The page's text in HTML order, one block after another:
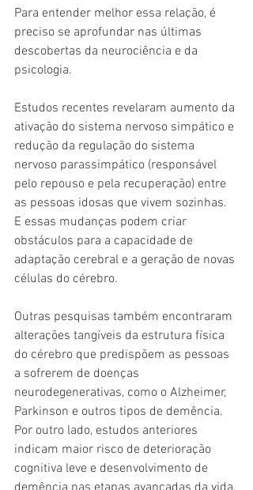
Para entender melhor essa relação, é
preciso se aprofundar nas últimas
descobertas da neurociência e da
psicologia.
Estudos recentes revelaram aumento da
ativação do sistema nervoso simpático e
redução da regulação do sistema
nervoso parassimpático (responsável
pelo repouso e pela recuperação) entre
as pessoas idosas que vivem sozinhas.
E essas mudanças podem criar
obstáculos para a capacidade de
adaptação cerebral e a geração de novas
células do cérebro.
Outras pesquisas também encontraram
alterações tangíveis da estrutura física
do cérebro que predispõem as pessoas
a sofrerem de doenças
neurodegenerativas, como o Alzheimer,
Parkinson e outros tipos de demência.
Por outro lado, estudos anteriores
indicam maior risco de deterioração
cognitiva leve e desenvolvimento de